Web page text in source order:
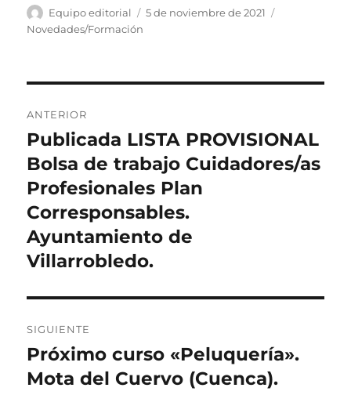
c
e
o
o
k
st
o
o
ai
l
m
rt
Autor
Equipo editorial
Publicado
5 de noviembre de 2021
Novedades/Formación
de
entradas
ANTERIOR
Entrada
anterior:
Publicada LISTA PROVISIONAL
Bolsa de trabajo Cuidadores/as
Profesionales Plan
Corresponsables.
Ayuntamiento de
Villarrobledo.
SIGUIENTE
Entrada
siguiente:
Próximo curso «Peluquería».
Mota del Cuervo (Cuenca).